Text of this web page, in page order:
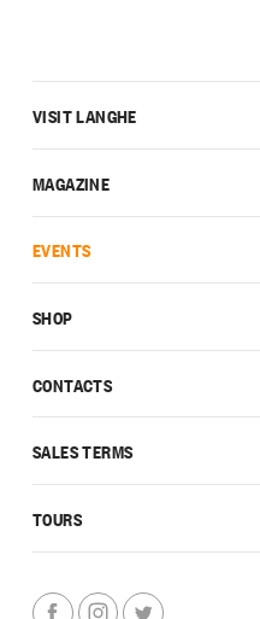
CONTACTS
SALES TERMS
TOURS
VISIT LANGHE
MAGAZINE
EVENTS
SHOP